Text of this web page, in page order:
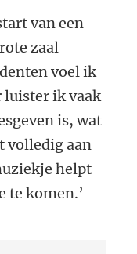
van een
zaal
voel ik
luister ik vaak
is, wat
volledig aan
helpt
te komen.’